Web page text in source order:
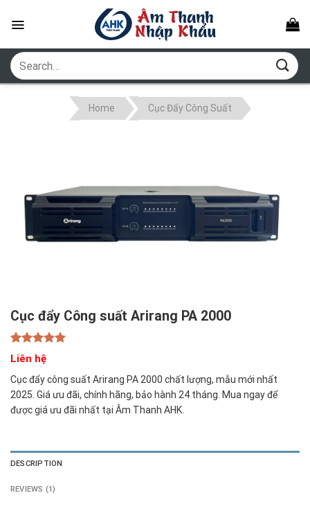
Search
for:
Home Cục Đẩy Công Suất
Cục đẩy Công suất Arirang PA 2000
Rated5.00
out of 5
based on
1
customer
rating
Liên hệ
Cục đẩy công suất Arirang PA 2000 chất lượng, mẫu mới nhất
2025. Giá ưu đãi, chính hãng, bảo hành 24 tháng. Mua ngay để
được giá ưu đãi nhất tại Âm Thanh AHK.
DESCRIPTION
REVIEWS (1)